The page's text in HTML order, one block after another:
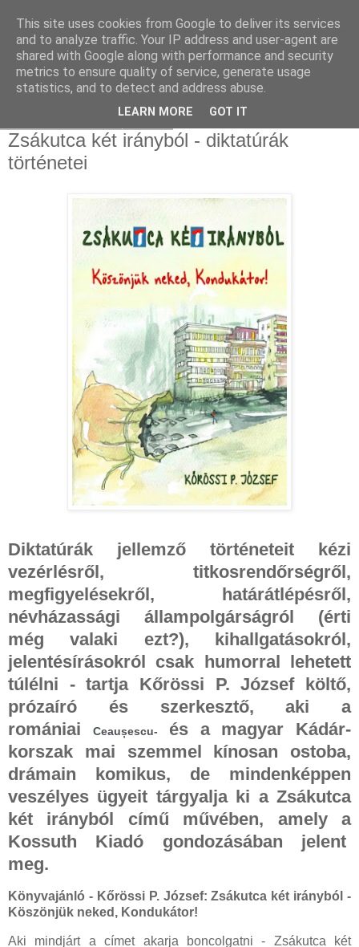
Zsákutca két irányból - diktatúrák
történetei
Diktatúrák jellemző történeteit kézi
vezérlésről, titkosrendőrségről,
megfigyelésekről, határátlépésről,
névházassági állampolgárságról (érti
még valaki ezt?), kihallgatásokról,
jelentésírásokról csak humorral lehetett
túlélni - tartja Kőrössi P. József költő,
prózaíró és szerkesztő, aki a
romániai
Ceaușescu-
és a magyar Kádár-
korszak mai szemmel kínosan ostoba,
drámain komikus, de mindenképpen
veszélyes ügyeit tárgyalja ki a Zsákutca
két irányból című művében, amely a
Kossuth Kiadó gondozásában jelent
meg.
Könyvajánló - Kőrössi P. József: Zsákutca két irányból -
Köszönjük neked, Kondukátor!
Aki mindjárt a címet akarja boncolgatni - Zsákutca két
This site uses cookies from Google to deliver its services
and to analyze traffic. Your IP address and user-agent are
shared with Google along with performance and security
metrics to ensure quality of service, generate usage
statistics, and to detect and address abuse.
LEARN MORE GOT IT